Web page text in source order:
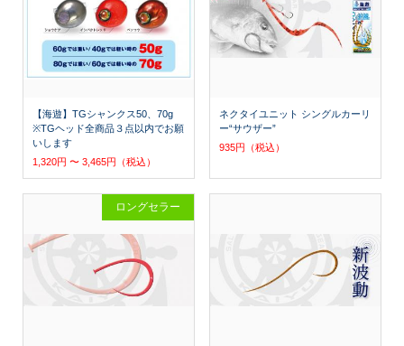
【海遊】TGシャンクス50、70g
※TGヘッド全商品３点以内でお願
いします
1,320円 〜 3,465円（税込）
ネクタイユニット シングルカーリ
ー“サウザー”
935円（税込）
ロングセラー